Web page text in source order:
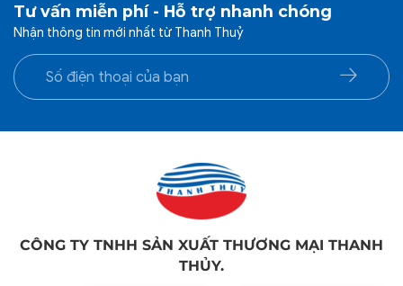
Tư vấn miễn phí - Hỗ trợ nhanh chóng
Nhận thông tin mới nhất từ Thanh Thuỷ
CÔNG TY TNHH SẢN XUẤT THƯƠNG MẠI THANH
THỦY.